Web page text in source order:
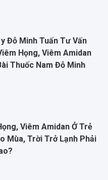
Đỗ Minh Tuấn Tư Vấn
Họng, Viêm Amidan
Thuốc Nam Đỗ Minh
Viêm Amidan Ở Trẻ
Mùa, Trời Trở Lạnh Phải